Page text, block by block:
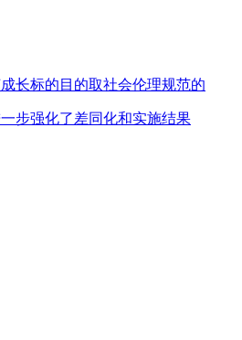
长标的目的取社会伦理规范的
步强化了差同化和实施结果